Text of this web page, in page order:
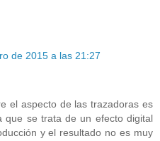
de 2015 a las 21:27
el aspecto de las trazadoras es
que se trata de un efecto digital
y el resultado no es muy